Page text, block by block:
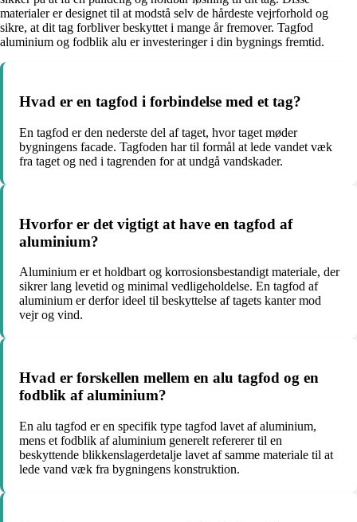
materialer er designet til at modstå selv de hårdeste vejrforhold og
sikre, at dit tag forbliver beskyttet i mange år fremover. Tagfod
aluminium og fodblik alu er investeringer i din bygnings fremtid.
Hvad er en tagfod i forbindelse med et tag?
En tagfod er den nederste del af taget, hvor taget møder
bygningens facade. Tagfoden har til formål at lede vandet væk
fra taget og ned i tagrenden for at undgå vandskader.
Hvorfor er det vigtigt at have en tagfod af
aluminium?
Aluminium er et holdbart og korrosionsbestandigt materiale, der
sikrer lang levetid og minimal vedligeholdelse. En tagfod af
aluminium er derfor ideel til beskyttelse af tagets kanter mod
vejr og vind.
Hvad er forskellen mellem en alu tagfod og en
fodblik af aluminium?
En alu tagfod er en specifik type tagfod lavet af aluminium,
mens et fodblik af aluminium generelt refererer til en
beskyttende blikkenslagerdetalje lavet af samme materiale til at
lede vand væk fra bygningens konstruktion.